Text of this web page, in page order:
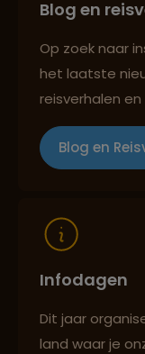
Persoonlijk
Best
Blog en
Op zoek naar
het laatste
reisverhalen
Blog en
Infodagen
Dit jaar
land waar je